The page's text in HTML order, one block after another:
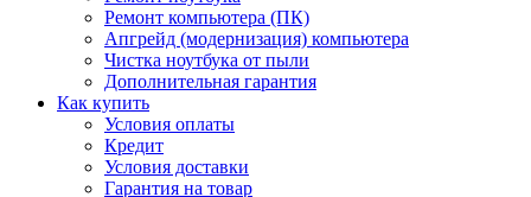
Ремонт компьютера (ПК)
Апгрейд (модернизация) компьютера
Чистка ноутбука от пыли
Дополнительная гарантия
Как купить
Условия оплаты
Кредит
Условия доставки
Гарантия на товар